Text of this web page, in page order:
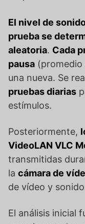
El nivel de
prueba se
aleatoria. Cada
pausa (promedio
una nueva. Se
pruebas diarias
estímulos.
Posteriormente,
VideoLAN VLC
transmitidas
la cámara de
de vídeo y
El análisis inicial